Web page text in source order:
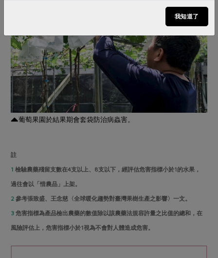
葡萄果園於結果期會套袋防治病蟲害。
註
1檢驗農藥殘留支數在4支以上、8支以下，經評估危害指標小於1的水果，
過往會以「惜農品」上架。
2參考張致盛、王念慈〈全球暖化趨勢對臺灣果樹生產之影響〉一文。
3 危害指標為產品檢出農藥的數值除以該農藥法規容許量之比值的總和，在
風險評估上，危害指標小於1視為不會對人體造成危害。
我知道了